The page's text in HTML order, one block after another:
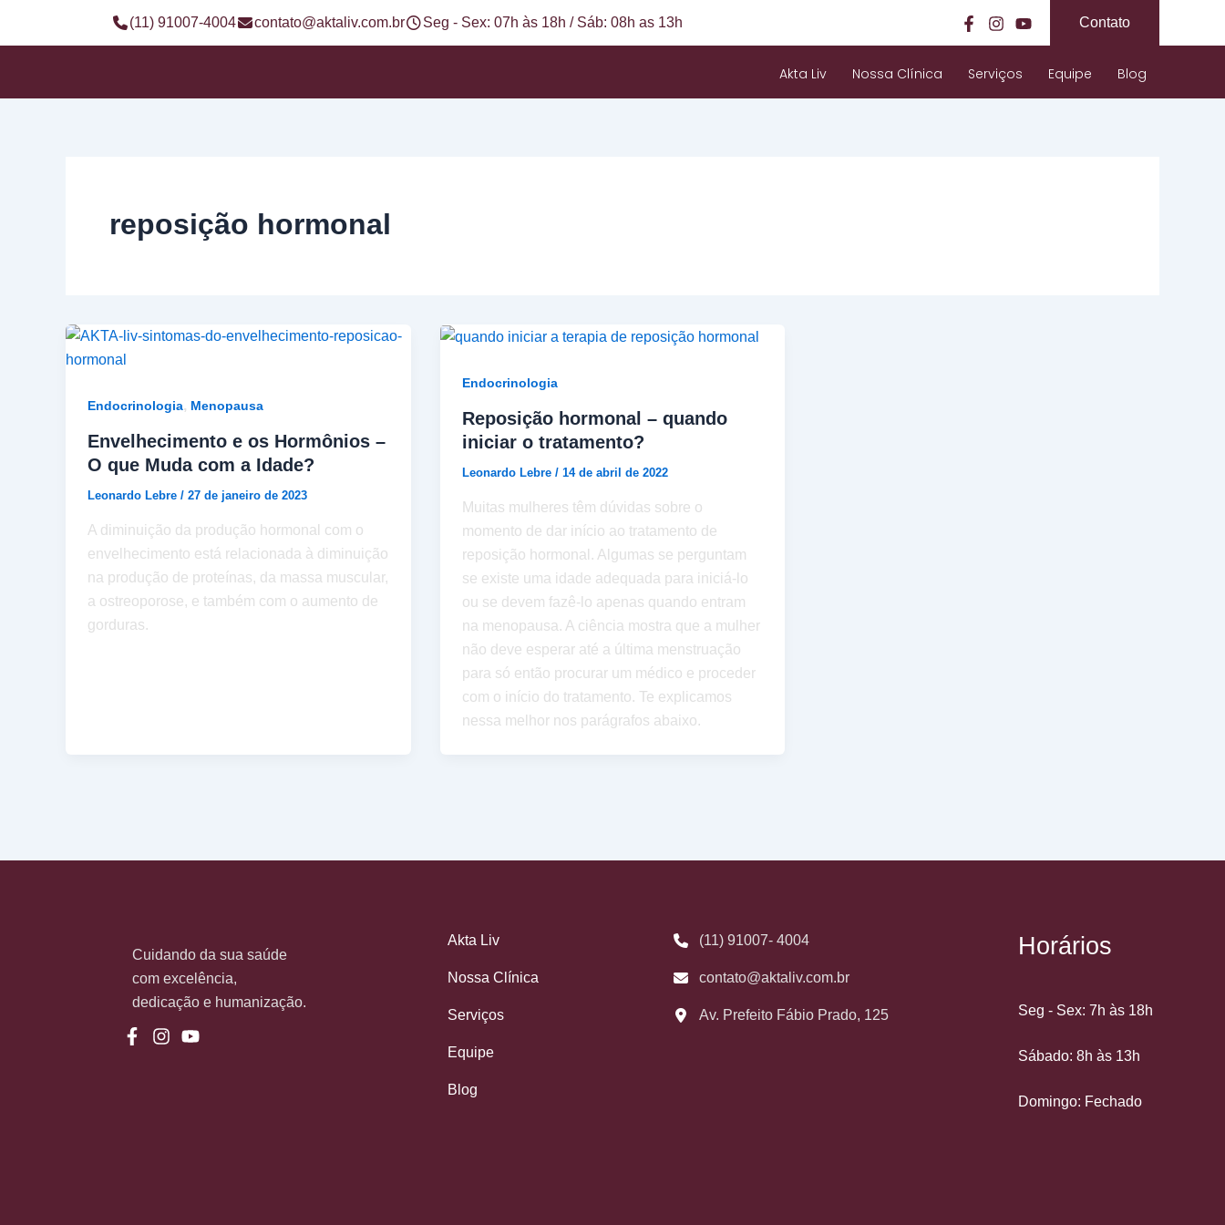
(11) 91007-4004 contato@aktaliv.com.br Seg - Sex: 07h às 18h / Sáb: 08h as 13h Contato
Akta Liv Nossa Clínica Serviços Equipe Blog
reposição hormonal
Endocrinologia, Menopausa
Envelhecimento e os Hormônios –
O que Muda com a Idade?
Leonardo Lebre / 27 de janeiro de 2023
A diminuição da produção hormonal com o
envelhecimento está relacionada à diminuição
na produção de proteínas, da massa muscular,
a ostreoporose, e também com o aumento de
gorduras.
Endocrinologia
Reposição hormonal – quando
iniciar o tratamento?
Leonardo Lebre / 14 de abril de 2022
Muitas mulheres têm dúvidas sobre o
momento de dar início ao tratamento de
reposição hormonal. Algumas se perguntam
se existe uma idade adequada para iniciá-lo
ou se devem fazê-lo apenas quando entram
na menopausa. A ciência mostra que a mulher
não deve esperar até a última menstruação
para só então procurar um médico e proceder
com o início do tratamento. Te explicamos
nessa melhor nos parágrafos abaixo.
Cuidando da sua saúde
com excelência,
dedicação e humanização.
Akta Liv
Nossa Clínica
Serviços
Equipe
Blog
(11) 91007- 4004
contato@aktaliv.com.br
Av. Prefeito Fábio Prado, 125
Horários
Seg - Sex: 7h às 18h
Sábado: 8h às 13h
Domingo: Fechado